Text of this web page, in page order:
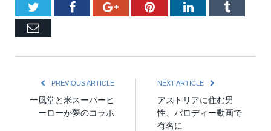
TwitterFacebookGoogle+PinterestLinkedInTumblr
Email
PREVIOUS ARTICLE
一風堂と米スーパーヒ
ーローが夢のコラボ
NEXT ARTICLE
アストリアに住む男
性、パロディー動画で
有名に